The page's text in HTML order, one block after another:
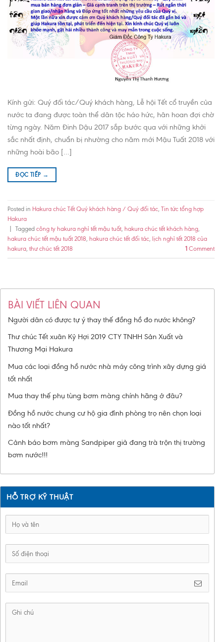
Kính gửi: Quý đối tác/Quý khách hàng, Lễ hội Tết cổ truyền của
nước ta đang được toàn thể dân tộc háo hức, hân hoan đợi chờ
từng ngày. Năm Đinh Dậu 2017 sắp bước qua với những khởi
sắc nhất định, chuẩn bị nhường cho năm mới Mậu Tuất 2018 với
những hoài bão […]
ĐỌC TIẾP →
Posted in Hakura chúc Tết Quý khách hàng / Quý đối tác, Tin tức tổng hợp
Hakura
Tagged công ty hakura nghỉ tết mậu tuất, hakura chúc tết khách hàng,
hakura chúc tết mậu tuất 2018, hakura chúc tết đối tác, lịch nghỉ tết 2018 của
hakura, thư chúc tết 2018 1 Comment
BÀI VIẾT LIÊN QUAN
Người dân có được tự ý thay thế đồng hồ đo nước không?
Thư chúc Tết xuân Kỷ Hợi 2019 CTY TNHH Sản Xuất và
Thương Mại Hakura
Mua các loại đồng hồ nước nhà máy công trình xây dựng giá
tốt nhất
Mua thay thế phụ tùng bơm màng chính hãng ở đâu?
Đồng hồ nước chung cư hộ gia đình phòng trọ nên chọn loại
nào tốt nhất?
Cảnh báo bơm màng Sandpiper giả đang trà trộn thị trường
bơm nước!!!
HỖ TRỢ KỸ THUẬT